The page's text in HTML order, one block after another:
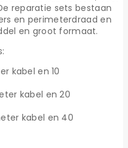
reparatie sets bestaan
en perimeterdraad en
en groot formaat.
kabel en 10
kabel en 20
kabel en 40